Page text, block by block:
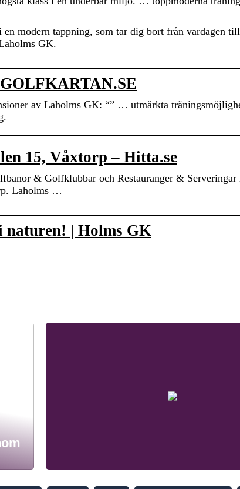
modern tappning, som tar dig bort från vardagen
GK.
av Laholms GK: “” … utmärkta
15, Våxtorp – Hitta.se
& Golfklubbar och Restauranger &
Laholms …
naturen! | Holms GK